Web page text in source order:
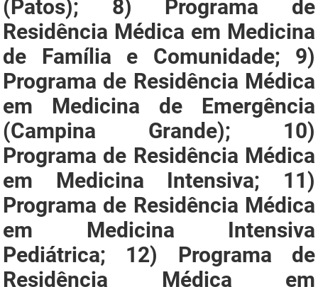
(Patos); 8) Programa de
Residência Médica em Medicina
de Família e Comunidade; 9)
Programa de Residência Médica
em Medicina de Emergência
(Campina Grande); 10)
Programa de Residência Médica
em Medicina Intensiva; 11)
Programa de Residência Médica
em Medicina Intensiva
Pediátrica; 12) Programa de
Residência Médica em